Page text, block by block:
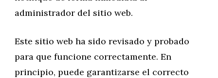
administrador del sitio web.
Este sitio web ha sido revisado y probado
para que funcione correctamente. En
principio, puede garantizarse el correcto